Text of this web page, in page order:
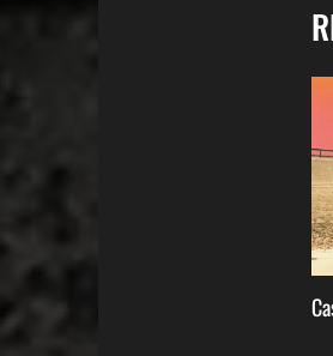
Of Juno – „Psychotic Banana“